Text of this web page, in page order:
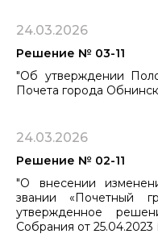
24.03.2026
Решение № 03-11
"Об утверждении
Почета города
24.03.2026
Решение № 02-11
"О внесении
звании «Почетный
утвержденное
Собрания от